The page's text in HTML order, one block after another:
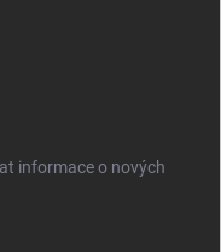
informace o nových